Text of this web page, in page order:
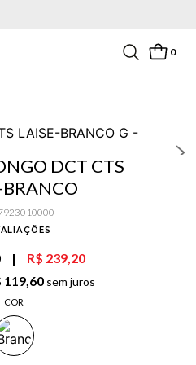
0
DCT CTS
BRANCO
| R$ 239,20
119,60 sem juros
COR